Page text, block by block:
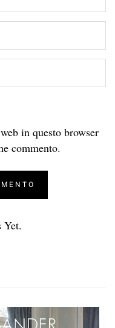
in questo browser
commento.
Yet.